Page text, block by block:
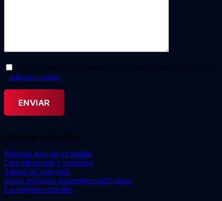
Doy mi consentimiento para el tratamiento de mis datos personales. He leído y acepto
la política de privacidad. *
Entradas recientes
Películas para ver en familia
Cine refrescante y veraniego
Adopta un videoclub
Sorteo exclusivo suscriptores tarifa plana
Las mejores comedias